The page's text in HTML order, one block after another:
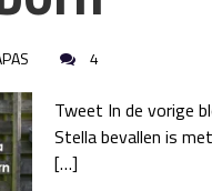
4
Tweet In de vorige
Stella bevallen is
[…]